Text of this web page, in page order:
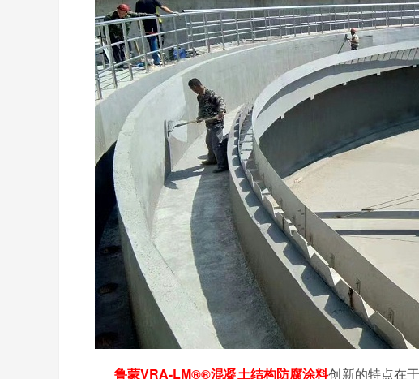
鲁蒙VRA-LM®®混凝土结构防腐涂料创新的特点在